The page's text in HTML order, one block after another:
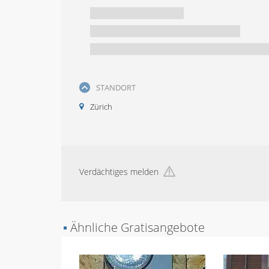
STANDORT
Zürich
Verdächtiges melden
▪ Ähnliche Gratisangebote